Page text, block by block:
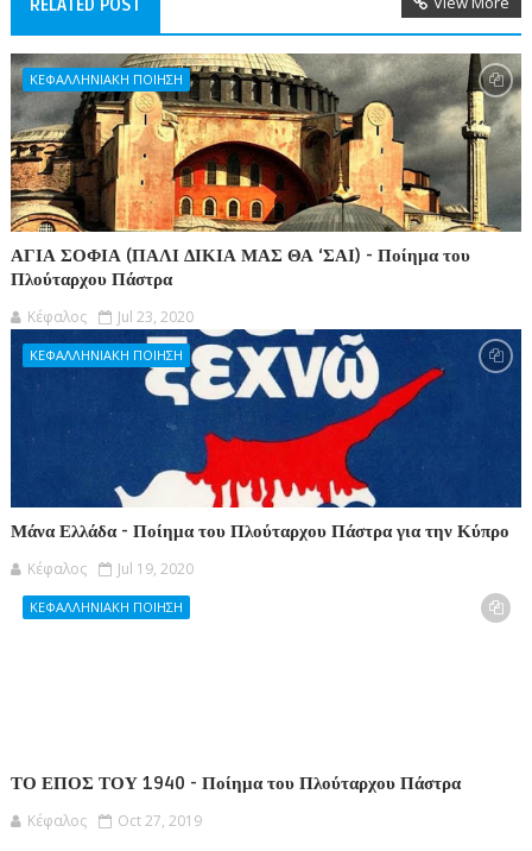
RELATED POST
ΚΕΦΑΛΛΗΝΙΑΚΗ ΠΟΙΗΣΗ
ΑΓΙΑ ΣΟΦΙΑ (ΠΑΛΙ ΔΙΚΙΑ ΜΑΣ ΘΑ ‘ΣΑΙ) - Ποίημα του
Πλούταρχου Πάστρα
Κέφαλος Jul 23, 2020
ΚΕΦΑΛΛΗΝΙΑΚΗ ΠΟΙΗΣΗ
Μάνα Ελλάδα - Ποίημα του Πλούταρχου Πάστρα για την Κύπρο
Κέφαλος Jul 19, 2020
ΚΕΦΑΛΛΗΝΙΑΚΗ ΠΟΙΗΣΗ
ΤΟ ΕΠΟΣ ΤΟΥ 1940 - Ποίημα του Πλούταρχου Πάστρα
Κέφαλος Oct 27, 2019